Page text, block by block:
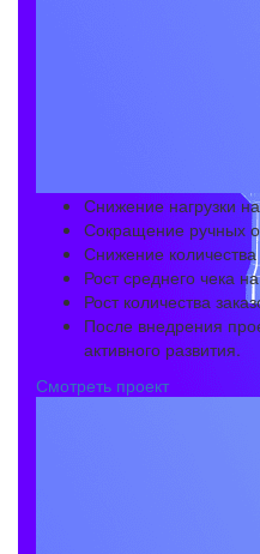
Снижение нагрузки
Сокращение ручных
Снижение
Рост среднего чека
Рост количества
После внедрения
активного развития.
Смотреть проект